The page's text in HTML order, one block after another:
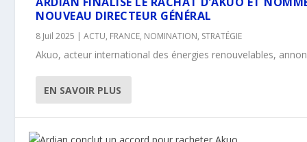
NOUVEAU DIRECTEUR GÉNÉRAL
8 Juil 2025 |ACTU, FRANCE, NOMINATION, STRATÉGIE
Akuo, acteur international des énergies renouvelables,
EN SAVOIR PLUS